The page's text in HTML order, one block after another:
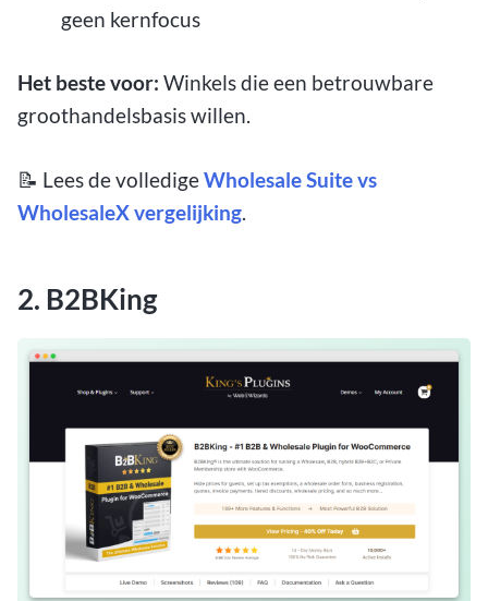
geen kernfocus
Het beste voor: Winkels die een betrouwbare
groothandelsbasis willen.
📝 Lees de volledigeWholesale Suite vs
WholesaleX vergelijking.
2. B2BKing